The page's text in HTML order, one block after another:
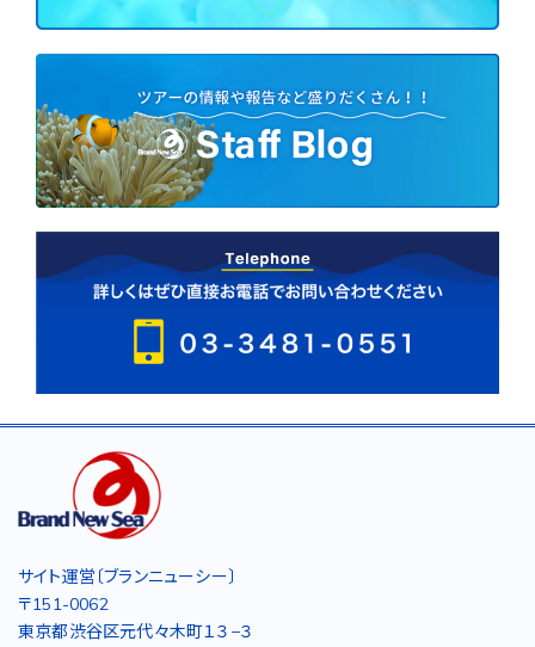
サイト運営〔ブランニューシー〕
〒151-0062
東京都渋谷区元代々木町１３−３